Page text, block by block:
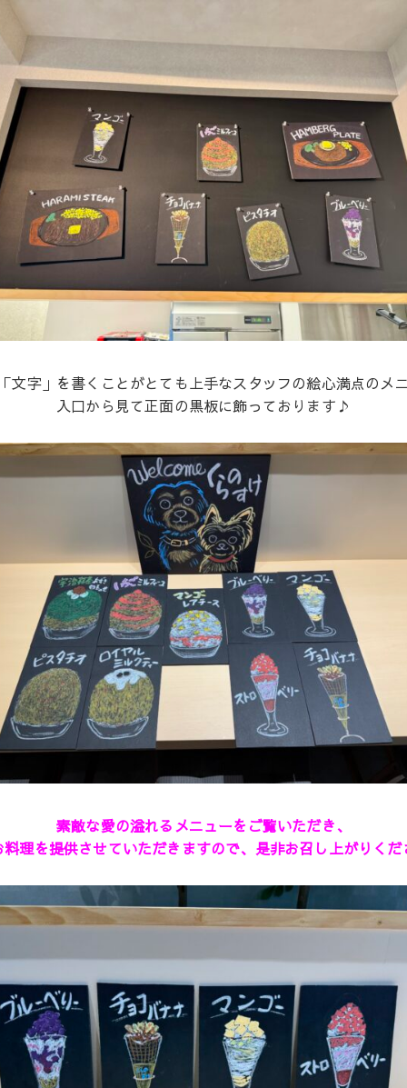
文字」を書くことがとても上手なスタッフの絵心満点のメ
入口から見て正面の黒板に飾っております♪
素敵な愛の溢れるメニューをご覧いただき、
理を提供させていただきますので、是非お召し上がりくだ